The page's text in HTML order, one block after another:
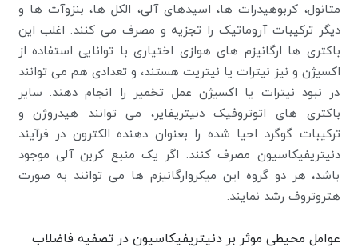
متانول، کربوهیدرات ها، اسیدهای آلی، الکل ها، بنزوآت ها و
دیگر ترکیبات آروماتیک را تجزیه و مصرف می کنند. اغلب این
باکتری ها ارگانیزم های هوازی اختیاری با توانایی استفاده از
اکسیژن و نیز نیترات یا نیتریت هستند، و تعدادی هم می توانند
در نبود نیترات یا اکسیژن عمل تخمیر را انجام دهند. سایر
باکتری های اتوتروفیک دنیتریفایر، می توانند هیدروژن و
ترکیبات گوگرد احیا شده را بعنوان دهنده الکترون در فرآیند
دنیتریفیکاسیون مصرف کنند. اگر یک منبع کربن آلی موجود
باشد، هر دو گروه این میکروارگانیزم ها می توانند به صورت
هتروتروف رشد نمایند.
عوامل محیطی موثر بر دنیتریفیکاسیون در تصفیه فاضلاب